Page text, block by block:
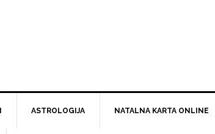
ASTROLOGIJA NATALNA KARTA ONLINE